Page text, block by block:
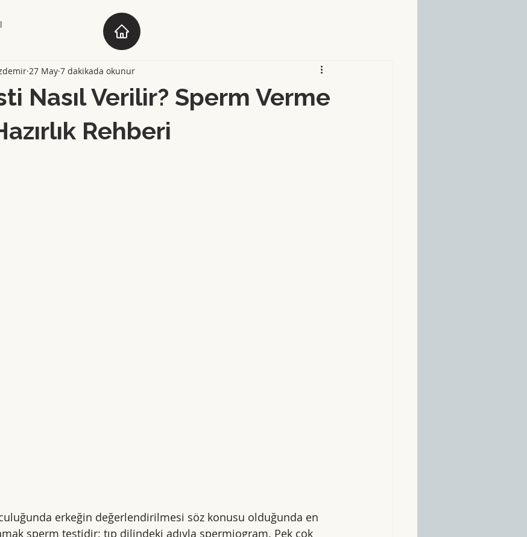
Nasıl Verilir? Sperm Verme
Rehberi
27 May 7 dakikada okunur
erkeğin değerlendirilmesi söz konusu olduğunda en
sperm testidir; tıp dilindeki adıyla spermiogram. Pek çok